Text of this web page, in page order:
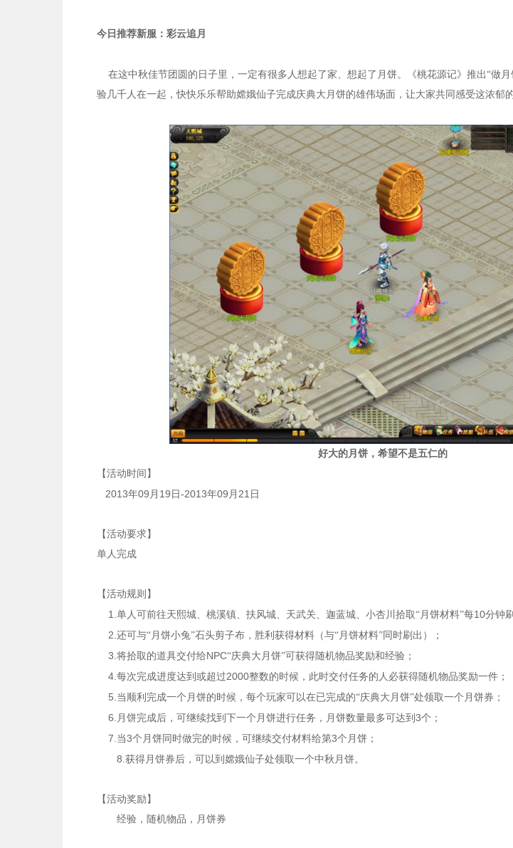
今日推荐新服：彩云追月
在这中秋佳节团圆的日子里，一定有很多人想起了家、想起了月饼。《桃花源记》推出“做
验几千人在一起，快快乐乐帮助嫦娥仙子完成庆典大月饼的雄伟场面，让大家共同感受这浓郁
好大的月饼，希望不是五仁的
【活动时间】
2013年09 月 19 日 -2013年09 月 21 日
【活动要求】
单人完成
【活动规则】
1. 单人可前往天熙城、桃溪镇、扶风城、天武关、迦蓝城、小杏川拾取“月饼材料”每10分钟
2. 还可与“月饼小兔”石头剪子布，胜利获得材料（与“月饼材料”同时刷出）；
3. 将拾取的道具交付给NPC“庆典大月饼”可获得随机物品奖励和经验；
4. 每次完成进度达到或超过2000整数的时候，此时交付任务的人必获得随机物品奖励一件；
5. 当顺利完成一个月饼的时候，每个玩家可以在已完成的“庆典大月饼”处领取一个月饼券；
6. 月饼完成后，可继续找到下一个月饼进行任务，月饼数量最多可达到 3个；
7. 当3个月饼同时做完的时候，可继续交付材料给第3个月饼；
8. 获得月饼券后，可以到嫦娥仙子处领取一个中秋月饼。
【活动奖励】
经验，随机物品，月饼券